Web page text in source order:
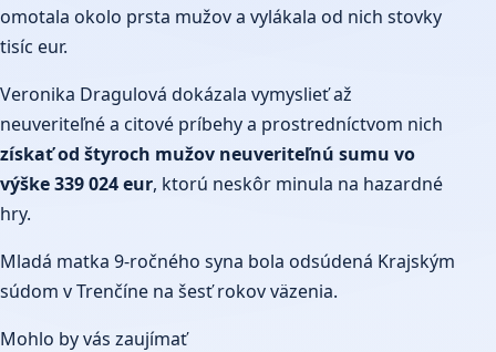
omotala okolo prsta mužov a vylákala od nich stovky
tisíc eur.
Veronika Dragulová dokázala vymyslieť až
neuveriteľné a citové príbehy a prostredníctvom nich
získať od štyroch mužov neuveriteľnú sumu vo
výške 339 024 eur, ktorú neskôr minula na hazardné
hry.
Mladá matka 9-ročného syna bola odsúdená Krajským
súdom v Trenčíne na šesť rokov väzenia.
Mohlo by vás zaujímať